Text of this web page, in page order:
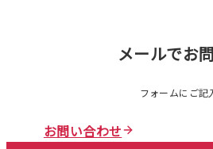
メールでお
フォームにご記
お問い合わせ